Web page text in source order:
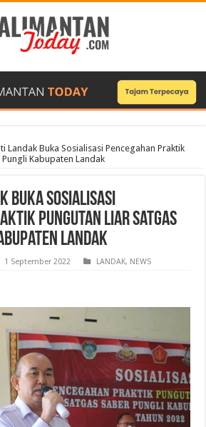
Landak Buka Sosialisasi Pencegahan Praktik
Kabupaten Landak
Buka Sosialisasi
Pungutan Liar Satgas
Landak
1 September 2022 LANDAK, NEWS